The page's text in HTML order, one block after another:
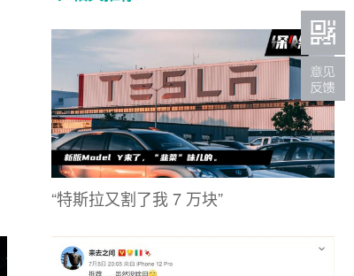
“特斯拉又割了我 7 万块”